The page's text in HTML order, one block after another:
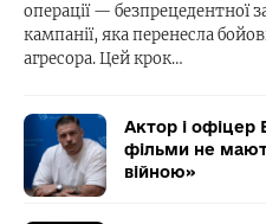
операції — безпрецедентної
кампанії, яка перенесла
агресора. Цей крок…
Актор і
фільми не
війною»